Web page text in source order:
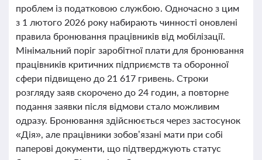
проблем із податковою службою. Одночасно з цим
з 1 лютого 2026 року набирають чинності оновлені
правила бронювання працівників від мобілізації.
Мінімальний поріг заробітної плати для бронювання
працівників критичних підприємств та оборонної
сфери підвищено до 21 617 гривень. Строки
розгляду заяв скорочено до 24 годин, а повторне
подання заявки після відмови стало можливим
одразу. Бронювання здійснюється через застосунок
«Дія», але працівники зобов’язані мати при собі
паперові документи, що підтверджують статус